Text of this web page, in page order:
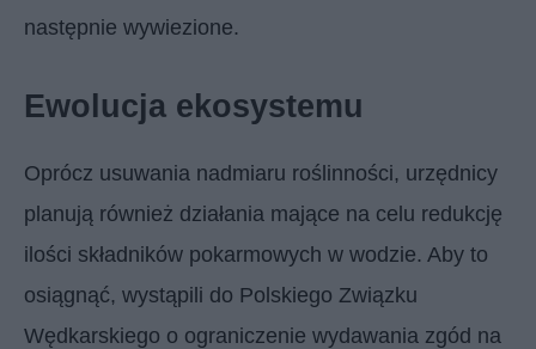
następnie wywiezione.
Ewolucja ekosystemu
Oprócz usuwania nadmiaru roślinności, urzędnicy
planują również działania mające na celu redukcję
ilości składników pokarmowych w wodzie. Aby to
osiągnąć, wystąpili do Polskiego Związku
Wędkarskiego o ograniczenie wydawania zgód na